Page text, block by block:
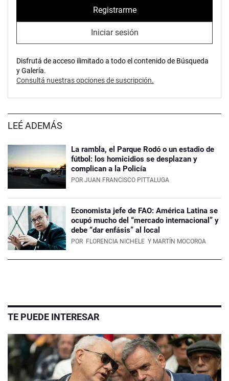
Registrarme
Iniciar sesión
Disfrutá de acceso ilimitado a todo el contenido de Búsqueda
y Galería.
Consultá nuestras opciones de suscripción.
LEÉ ADEMÁS
La rambla, el Parque Rodó o un estadio de
fútbol: los homicidios se desplazan y
complican a la Policía
POR JUAN FRANCISCO PITTALUGA
Economista jefe de FAO: América Latina se
ocupó mucho del “mercado internacional” y
debe “dar enfásis” al local
POR FLORENCIA NICHELE Y MARTÍN MOCOROA
TE PUEDE INTERESAR